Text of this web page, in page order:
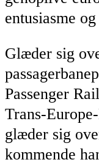
entusiasme
Glæder sig
Passenger
Trans-
glæder sig
kommende